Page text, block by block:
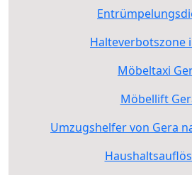
Halteverbotszone
Möbeltaxi
Möbellift
Umzugshelfer von Gera